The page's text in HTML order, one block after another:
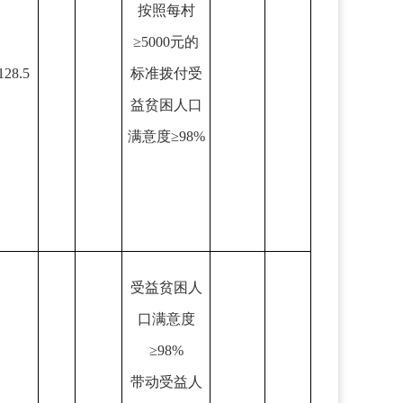
按照每村
≥5000元的
标准拨付受
益贫困人口
满意度≥98%
受益贫困人
口满意度
≥98%
带动受益人